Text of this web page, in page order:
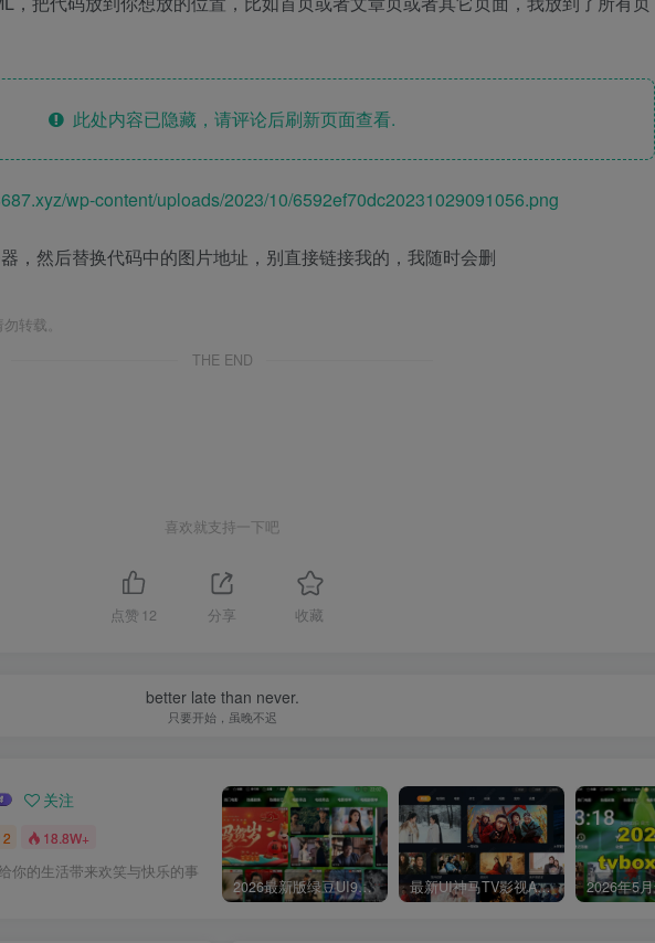
此处内容已隐藏，请评论后刷新页面查看.
wp-content/uploads/2023/10/6592ef70dc20231029091056.png
，然后替换代码中的图片地址，别直接链接我的，我随时会删
转载。
THE END
喜欢就支持一下吧
点赞 12 分享 收藏
better late than never.
只要开始，虽晚不迟
关注
2 18.8W+
你的生活带来欢笑与快乐的事
2026最新版绿豆UI9双端影视APP源码 最新UI神马TV影视APP源码 乐檬影视苹果CMS后台 包含前后端源码